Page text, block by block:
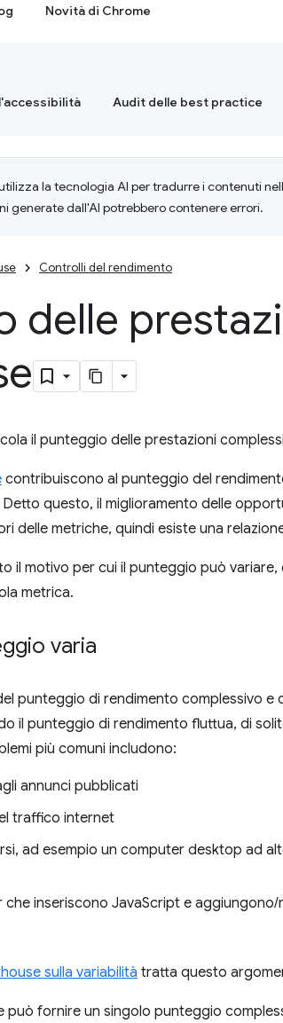
Novità di Chrome
Audit delle best practice
la tecnologia AI per tradurre i contenuti
generate dall'AI potrebbero contenere errori.
Controlli del rendimento
delle
il punteggio delle prestazioni
contribuiscono al punteggio del
questo, il miglioramento delle
delle metriche, quindi esiste una
il motivo per cui il punteggio può
metrica.
varia
punteggio di rendimento complessivo e
il punteggio di rendimento fluttua, di
più comuni includono:
annunci pubblicati
traffico internet
ad esempio un computer desktop ad
che inseriscono JavaScript e
sulla variabilità tratta questo
può fornire un singolo punteggio